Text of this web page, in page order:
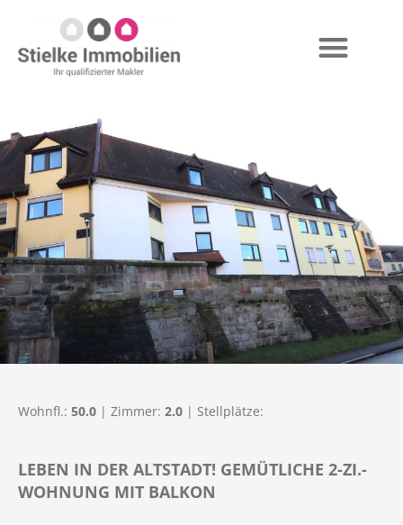
LEBEN IN DER ALTSTADT! GEMÜTLICHE 2-ZI.-
WOHNUNG MIT BALKON
Wohnfl.: 50.0 | Zimmer: 2.0 | Stellplätze: